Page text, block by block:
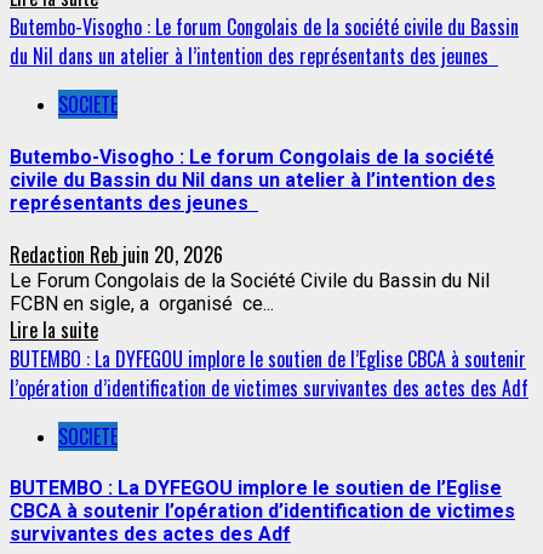
Butembo-Visogho : Le forum Congolais de la société civile du Bassin
du Nil dans un atelier à l’intention des représentants des jeunes
SOCIETE
Butembo-Visogho : Le forum Congolais de la société
civile du Bassin du Nil dans un atelier à l’intention des
représentants des jeunes
Redaction Reb juin 20, 2026
Le Forum Congolais de la Société Civile du Bassin du Nil
FCBN en sigle, a organisé ce...
Lire la suite
BUTEMBO : La DYFEGOU implore le soutien de l’Eglise CBCA à soutenir
l’opération d’identification de victimes survivantes des actes des Adf
SOCIETE
BUTEMBO : La DYFEGOU implore le soutien de l’Eglise
CBCA à soutenir l’opération d’identification de victimes
survivantes des actes des Adf